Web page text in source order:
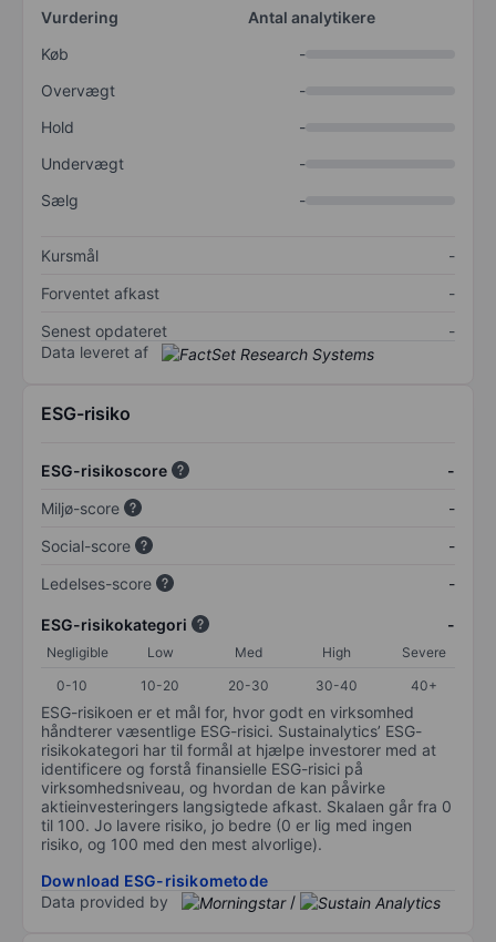
Vurdering
Antal analytikere
Køb
-
Overvægt
-
Hold
-
Undervægt
-
Sælg
-
Kursmål
-
Forventet afkast
-
Senest opdateret
-
Data leveret af
ESG-risiko
ESG-risikoscore
-
Miljø-score
-
Social-score
-
Ledelses-score
-
ESG-risikokategori -
Negligible Low Med High
Severe
0-10
10-20 20-30 30-40 40+
ESG-risikoen er et mål for, hvor godt en virksomhed
håndterer væsentlige ESG-risici. Sustainalytics’ ESG-
risikokategori har til formål at hjælpe investorer med at
identificere og forstå finansielle ESG-risici på
virksomhedsniveau, og hvordan de kan påvirke
aktieinvesteringers langsigtede afkast. Skalaen går fra 0
til 100. Jo lavere risiko, jo bedre (0 er lig med ingen
risiko, og 100 med den mest alvorlige).
Download ESG-risikometode
Data provided by
/